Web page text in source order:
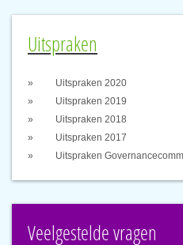
Uitspraken
Uitspraken 2020
Uitspraken 2019
Uitspraken 2018
Uitspraken 2017
Uitspraken
Veelgestelde vragen